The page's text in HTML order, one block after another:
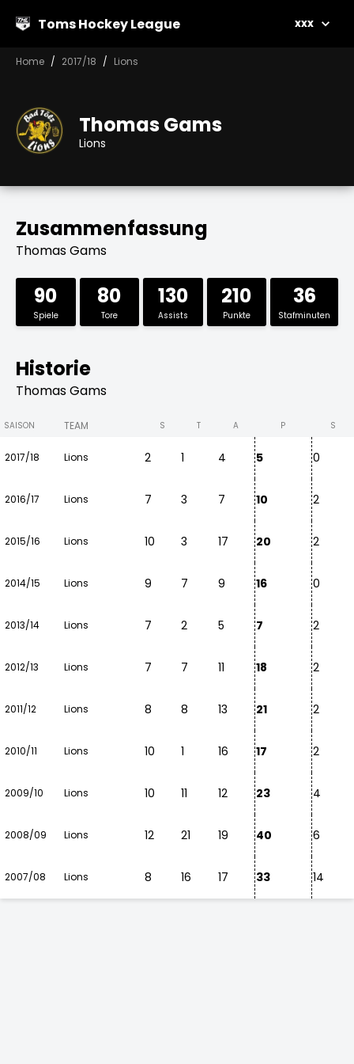
Toms Hockey League xxx
Home 2017/18 Lions
Thomas Gams
Lions
Zusammenfassung
Thomas Gams
90
Spiele
80
Tore
130
Assists
210
Punkte
36
Stafminuten
Historie
Thomas Gams
SAISON TEAM S T A P S
2017/18 Lions 2 1 4 5 0
2016/17 Lions 7 3 7 10 2
2015/16 Lions 10 3 17 20 2
2014/15 Lions 9 7 9 16 0
2013/14 Lions 7 2 5 7 2
2012/13 Lions 7 7 11 18 2
2011/12 Lions 8 8 13 21 2
2010/11 Lions 10 1 16 17 2
2009/10 Lions 10 11 12 23 4
2008/09 Lions 12 21 19 40 6
2007/08 Lions 8 16 17 33 14